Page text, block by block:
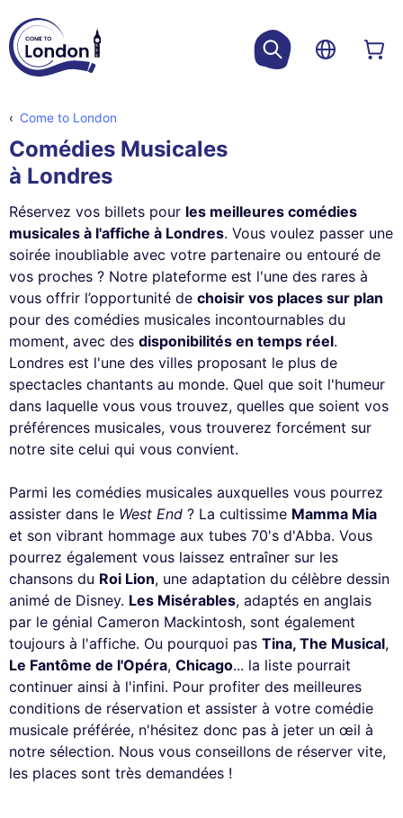
Come to London
Comédies Musicales
à Londres
Réservez vos billets pour les meilleures comédies
musicales à l'affiche à Londres. Vous voulez passer une
soirée inoubliable avec votre partenaire ou entouré de
vos proches ? Notre plateforme est l'une des rares à
vous offrir l’opportunité de choisir vos places sur plan
pour des comédies musicales incontournables du
moment, avec des disponibilités en temps réel.
Londres est l'une des villes proposant le plus de
spectacles chantants au monde. Quel que soit l'humeur
dans laquelle vous vous trouvez, quelles que soient vos
préférences musicales, vous trouverez forcément sur
notre site celui qui vous convient.
Parmi les comédies musicales auxquelles vous pourrez
assister dans le West End ? La cultissime Mamma Mia
et son vibrant hommage aux tubes 70's d'Abba. Vous
pourrez également vous laissez entraîner sur les
chansons du Roi Lion, une adaptation du célèbre dessin
animé de Disney. Les Misérables, adaptés en anglais
par le génial Cameron Mackintosh, sont également
toujours à l'affiche. Ou pourquoi pas Tina, The Musical,
Le Fantôme de l'Opéra, Chicago... la liste pourrait
continuer ainsi à l'infini. Pour profiter des meilleures
conditions de réservation et assister à votre comédie
musicale préférée, n'hésitez donc pas à jeter un œil à
notre sélection. Nous vous conseillons de réserver vite,
les places sont très demandées !